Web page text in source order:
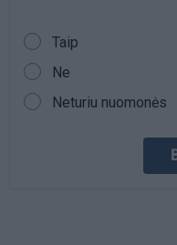
PASIRINKIMAI
Taip
Ne
Neturiu nuomonės